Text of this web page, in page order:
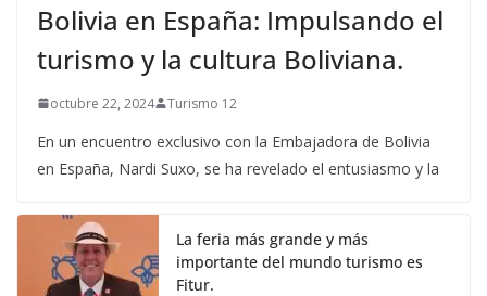
Bolivia en España: Impulsando el
turismo y la cultura Boliviana.
octubre 22, 2024 Turismo 12
En un encuentro exclusivo con la Embajadora de Bolivia
en España, Nardi Suxo, se ha revelado el entusiasmo y la
La feria más grande y más
importante del mundo turismo es
Fitur.